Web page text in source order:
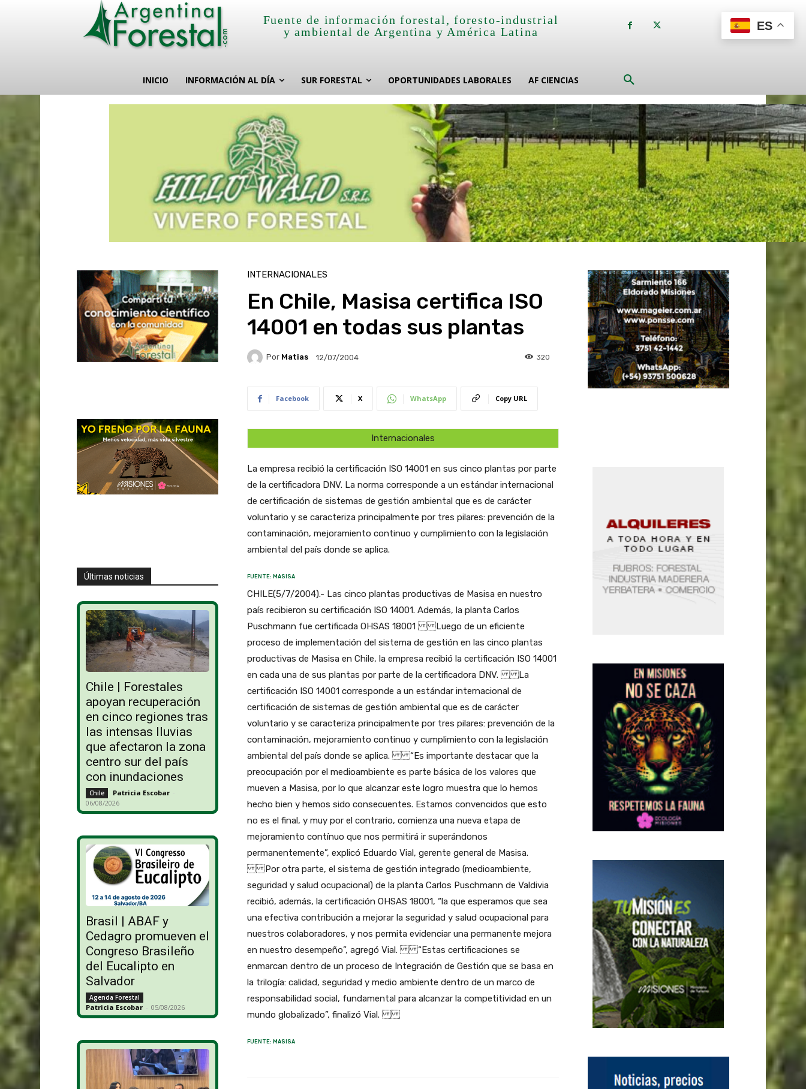
Fuente de información forestal, foresto-industrial
y ambiental de Argentina y América Latina
INICIO INFORMACIÓN AL DÍA SUR FORESTAL OPORTUNIDADES LABORALES AF CIENCIAS
Últimas noticias
Chile | Forestales
apoyan recuperación
en cinco regiones tras
las intensas lluvias
que afectaron la zona
centro sur del país
con inundaciones
Chile Patricia Escobar -
06/08/2026
Brasil | ABAF y
Cedagro promueven el
Congreso Brasileño
del Eucalipto en
Salvador
Agenda Forestal
Patricia Escobar - 05/08/2026
INTERNACIONALES
En Chile, Masisa certifica ISO
14001 en todas sus plantas
Por Matias 12/07/2004 320
Facebook X WhatsApp Copy URL
Internacionales
La empresa recibió la certificación ISO 14001 en sus cinco plantas por parte
de la certificadora DNV. La norma corresponde a un estándar internacional
de certificación de sistemas de gestión ambiental que es de carácter
voluntario y se caracteriza principalmente por tres pilares: prevención de la
contaminación, mejoramiento continuo y cumplimiento con la legislación
ambiental del país donde se aplica.
FUENTE: MASISA
CHILE(5/7/2004).- Las cinco plantas productivas de Masisa en nuestro
país recibieron su certificación ISO 14001. Además, la planta Carlos
Puschmann fue certificada OHSAS 18001 Luego de un eficiente
proceso de implementación del sistema de gestión en las cinco plantas
productivas de Masisa en Chile, la empresa recibió la certificación ISO 14001
en cada una de sus plantas por parte de la certificadora DNV. La
certificación ISO 14001 corresponde a un estándar internacional de
certificación de sistemas de gestión ambiental que es de carácter
voluntario y se caracteriza principalmente por tres pilares: prevención de la
contaminación, mejoramiento continuo y cumplimiento con la legislación
ambiental del país donde se aplica. “Es importante destacar que la
preocupación por el medioambiente es parte básica de los valores que
mueven a Masisa, por lo que alcanzar este logro muestra que lo hemos
hecho bien y hemos sido consecuentes. Estamos convencidos que esto
no es el final, y muy por el contrario, comienza una nueva etapa de
mejoramiento contínuo que nos permitirá ir superándonos
permanentemente”, explicó Eduardo Vial, gerente general de Masisa.
Por otra parte, el sistema de gestión integrado (medioambiente,
seguridad y salud ocupacional) de la planta Carlos Puschmann de Valdivia
recibió, además, la certificación OHSAS 18001, “la que esperamos que sea
una efectiva contribución a mejorar la seguridad y salud ocupacional para
nuestros colaboradores, y nos permita evidenciar una permanente mejora
en nuestro desempeño”, agregó Vial. “Estas certificaciones se
enmarcan dentro de un proceso de Integración de Gestión que se basa en
la trilogía: calidad, seguridad y medio ambiente dentro de un marco de
responsabilidad social, fundamental para alcanzar la competitividad en un
mundo globalizado”, finalizó Vial.
FUENTE: MASISA
ES